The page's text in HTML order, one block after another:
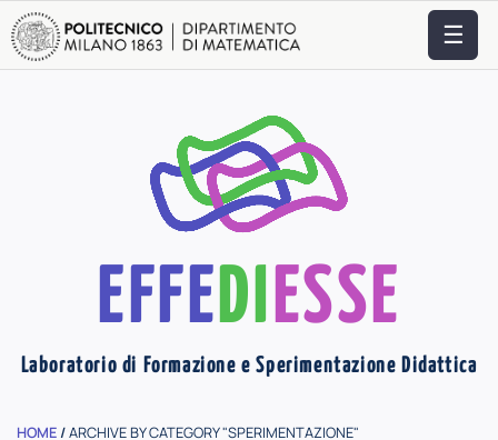
☰
EFFEDIESSE
Laboratorio di Formazione e Sperimentazione Didattica
HOME/ARCHIVE BY CATEGORY "SPERIMENTAZIONE"